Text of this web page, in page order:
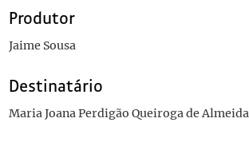
Produtor
Jaime Sousa
Destinatário
Maria Joana Perdigão Queiroga de Almeida